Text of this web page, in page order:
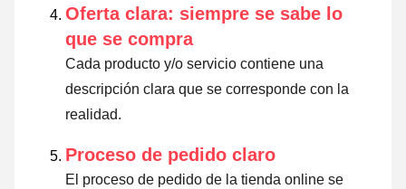
Oferta clara: siempre se sabe lo
que se compra
Cada producto y/o servicio contiene una
descripción clara que se corresponde con la
realidad.
Proceso de pedido claro
El proceso de pedido de la tienda online se